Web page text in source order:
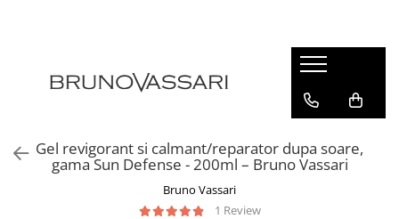
Kianty - Anti-Rid
Pure Solutions - Ten Acneic
Bioceuticals - Ten Matur
Lab Radiance - Stralucire
Gel revigorant si calmant/reparator dupa soare,
gama Sun Defense - 200ml – Bruno Vassari
Bruno Vassari
1 Review